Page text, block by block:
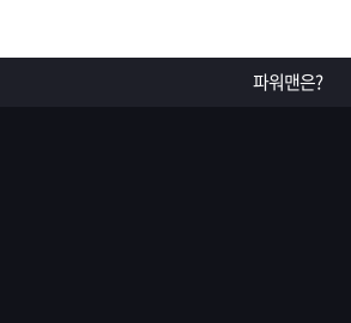
파워맨은?